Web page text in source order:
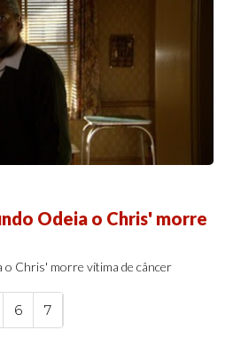
Odeia o Chris' morre
o Chris' morre vítima de câncer
6 7